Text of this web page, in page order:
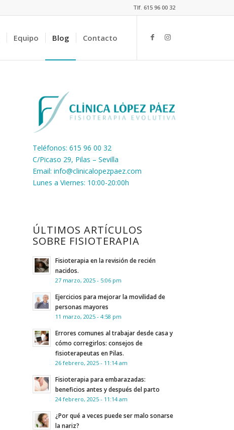
Tlf. 615 96 00 32
Equipo Blog Contacto
Teléfonos: 615 96 00 32
C/Picaso 29, Pilas – Sevilla
Email: info@clinicalopezpaez.com
Lunes a Viernes: 10:00-20:00h
ÚLTIMOS ARTÍCULOS
SOBRE FISIOTERAPIA
Fisioterapia en la revisión de recién
nacidos.
27 marzo, 2025 - 5:06 pm
Ejercicios para mejorar la movilidad de
personas mayores
11 marzo, 2025 - 4:58 pm
Errores comunes al trabajar desde casa y
cómo corregirlos: consejos de
fisioterapeutas en Pilas.
26 febrero, 2025 - 11:14 am
Fisioterapia para embarazadas:
beneficios antes y después del parto
24 febrero, 2025 - 11:14 am
¿Por qué a veces puede ser malo sonarse
la nariz?